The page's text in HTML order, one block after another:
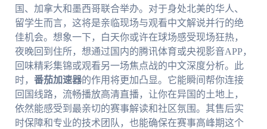
国、加拿大和墨西哥联合举办。对于身处北美的华人、
留学生而言，这将是亲临现场与观看中文解说并行的绝
佳机会。想象一下，白天你或许在球场感受现场狂热，
夜晚回到住所，想通过国内的腾讯体育或央视影音APP，
回味精彩集锦或观看另一场焦点战的中文深度分析。此
时， 番茄加速器的作用将更加凸显。它能瞬间帮你连接
回国线路，流畅播放高清直播，让你在异国的土地上，
依然能感受到最亲切的赛事解读和社区氛围。其售后实
时保障和专业的技术团队，也能确保在赛事高峰期这个